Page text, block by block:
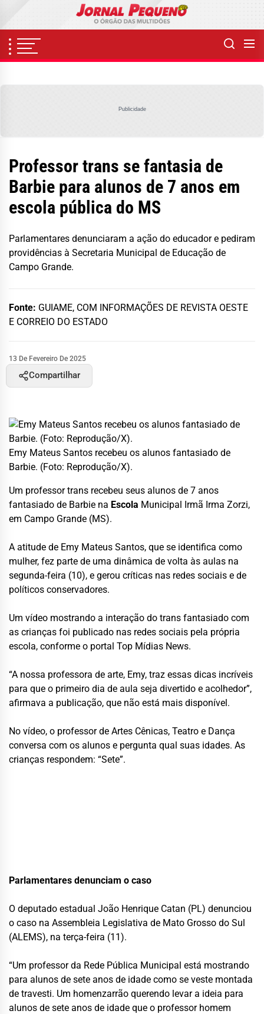
content
Publicidade
Professor trans se fantasia de
Barbie para alunos de 7 anos em
escola pública do MS
Parlamentares denunciaram a ação do educador e pediram
providências à Secretaria Municipal de Educação de
Campo Grande.
Fonte: GUIAME, COM INFORMAÇÕES DE REVISTA OESTE
E CORREIO DO ESTADO
13 De Fevereiro De 2025
Compartilhar
Emy Mateus Santos recebeu os alunos fantasiado de
Barbie. (Foto: Reprodução/X).
Um professor trans recebeu seus alunos de 7 anos
fantasiado de Barbie na Escola Municipal Irmã Irma Zorzi,
em Campo Grande (MS).
A atitude de Emy Mateus Santos, que se identifica como
mulher, fez parte de uma dinâmica de volta às aulas na
segunda-feira (10), e gerou críticas nas redes sociais e de
políticos conservadores.
Um vídeo mostrando a interação do trans fantasiado com
as crianças foi publicado nas redes sociais pela própria
escola, conforme o portal Top Mídias News.
“A nossa professora de arte, Emy, traz essas dicas incríveis
para que o primeiro dia de aula seja divertido e acolhedor”,
afirmava a publicação, que não está mais disponível.
No vídeo, o professor de Artes Cênicas, Teatro e Dança
conversa com os alunos e pergunta qual suas idades. As
crianças respondem: “Sete”.
Parlamentares denunciam o caso
O deputado estadual João Henrique Catan (PL) denunciou
o caso na Assembleia Legislativa de Mato Grosso do Sul
(ALEMS), na terça-feira (11).
“Um professor da Rede Pública Municipal está mostrando
para alunos de sete anos de idade como se veste montada
de travesti. Um homenzarrão querendo levar a ideia para
alunos de sete anos de idade que o professor homem